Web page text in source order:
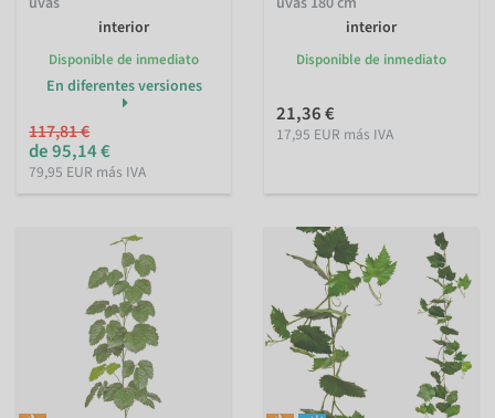
interior
Disponible de inmediato
En diferentes versiones
117,81 €
de 95,14 €
79,95 EUR más IVA
interior
Disponible de inmediato
21,36 €
17,95 EUR más IVA